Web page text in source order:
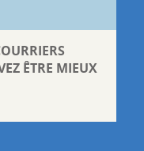
ÊTRE MIEUX